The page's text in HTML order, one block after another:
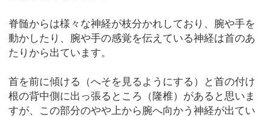
脊髄からは様々な神経が枝分かれしており、腕や手を
動かしたり、腕や手の感覚を伝えている神経は首のあ
たりから出ています。
首を前に傾ける（へそを見るようにする）と首の付け
根の背中側に出っ張るところ（隆椎）があると思いま
すが、この部分のやや上から腕へ向かう神経が出てい